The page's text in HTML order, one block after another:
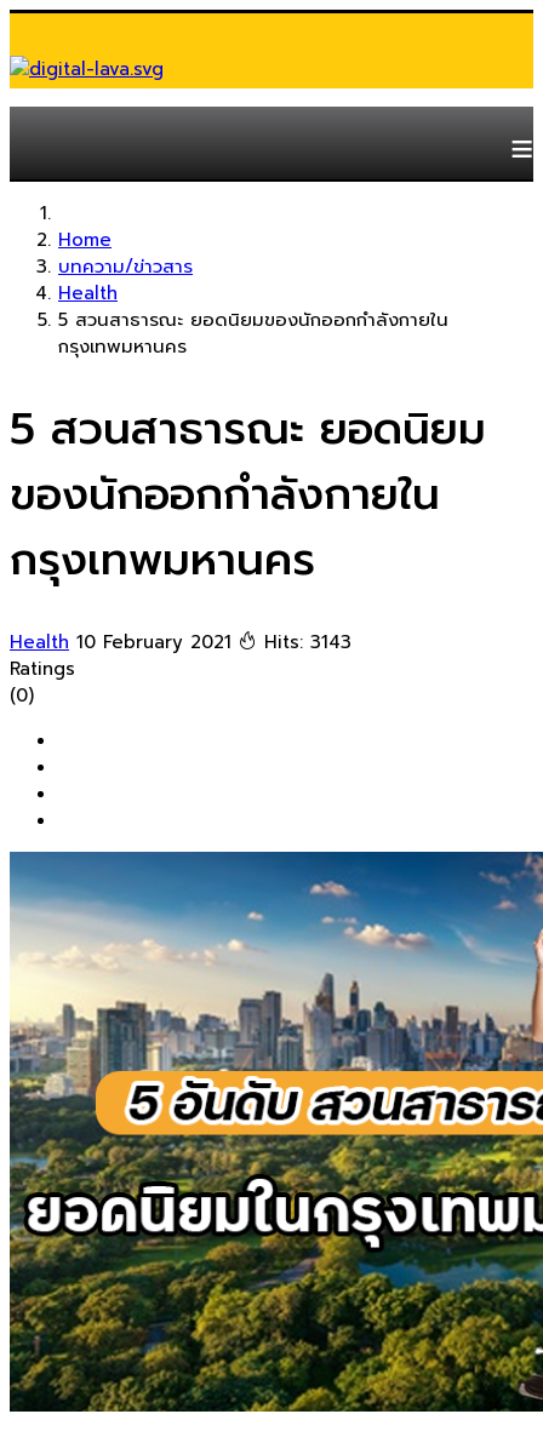
≡
Home
บทความ/ข่าวสาร
Health
5 สวนสาธารณะ ยอดนิยมของนักออกกำลังกายใน
กรุงเทพมหานคร
5 สวนสาธารณะ ยอดนิยม
ของนักออกกำลังกายใน
กรุงเทพมหานคร
Health 10 February 2021
Hits: 3143
Ratings
(0)